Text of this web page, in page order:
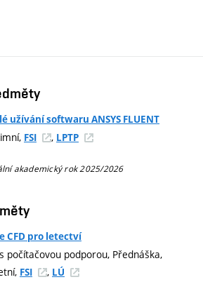
užívání softwaru ANSYS FLUENT
FSI , LPTP
akademický rok 2025/2026
CFD pro letectví
počítačovou podporou, Přednáška,
FSI , LÚ